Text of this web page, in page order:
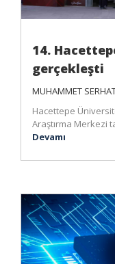
14.
gerçekleşti
MUHAMMET
Hacettepe
Araştırma Merkezi
Devamı